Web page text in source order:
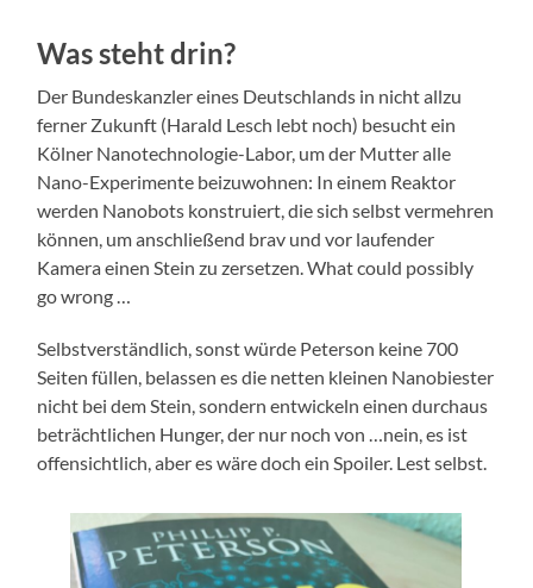
Was steht drin?
Der Bundeskanzler eines Deutschlands in nicht allzu
ferner Zukunft (Harald Lesch lebt noch) besucht ein
Kölner Nanotechnologie-Labor, um der Mutter alle
Nano-Experimente beizuwohnen: In einem Reaktor
werden Nanobots konstruiert, die sich selbst vermehren
können, um anschließend brav und vor laufender
Kamera einen Stein zu zersetzen. What could possibly
go wrong …
Selbstverständlich, sonst würde Peterson keine 700
Seiten füllen, belassen es die netten kleinen Nanobiester
nicht bei dem Stein, sondern entwickeln einen durchaus
beträchtlichen Hunger, der nur noch von …nein, es ist
offensichtlich, aber es wäre doch ein Spoiler. Lest selbst.